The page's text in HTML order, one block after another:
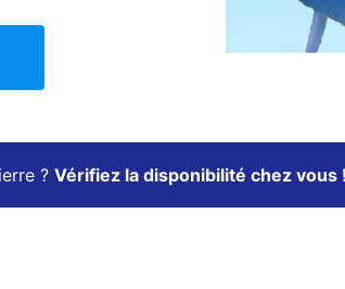
? Vérifiez la disponibilité chez vous !